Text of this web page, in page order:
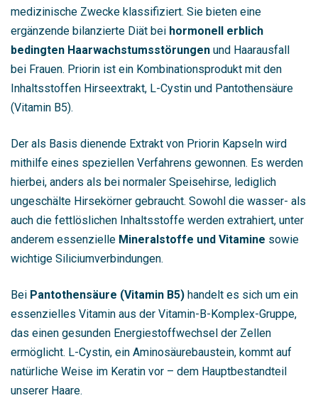
medizinische Zwecke klassifiziert. Sie bieten eine
ergänzende bilanzierte Diät bei hormonell erblich
bedingten Haarwachstumsstörungen und Haarausfall
bei Frauen. Priorin ist ein Kombinationsprodukt mit den
Inhaltsstoffen Hirseextrakt, L-Cystin und Pantothensäure
(Vitamin B5).
Der als Basis dienende Extrakt von Priorin Kapseln wird
mithilfe eines speziellen Verfahrens gewonnen. Es werden
hierbei, anders als bei normaler Speisehirse, lediglich
ungeschälte Hirsekörner gebraucht. Sowohl die wasser- als
auch die fettlöslichen Inhaltsstoffe werden extrahiert, unter
anderem essenzielle Mineralstoffe und Vitamine sowie
wichtige Siliciumverbindungen.
Bei Pantothensäure (Vitamin B5) handelt es sich um ein
essenzielles Vitamin aus der Vitamin-B-Komplex-Gruppe,
das einen gesunden Energiestoffwechsel der Zellen
ermöglicht. L-Cystin, ein Aminosäurebaustein, kommt auf
natürliche Weise im Keratin vor – dem Hauptbestandteil
unserer Haare.